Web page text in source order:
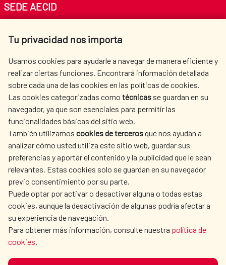
Tu privacidad nos importa
Usamos cookies para ayudarle a navegar de manera eficiente y
realizar ciertas funciones. Encontrará información detallada
sobre cada una de las cookies en las políticas de cookies.
Las cookies categorizadas como técnicas se guardan en su
navegador, ya que son esenciales para permitir las
funcionalidades básicas del sitio web.
También utilizamos cookies de tercerosque nos ayudan a
analizar cómo usted utiliza este sitio web, guardar sus
preferencias y aportar el contenido y la publicidad que le sean
relevantes. Estas cookies solo se guardan en su navegador
previo consentimiento por su parte.
Puede optar por activar o desactivar alguna o todas estas
cookies, aunque la desactivación de algunas podría afectar a
su experiencia de navegación.
Para obtener más información, consulte nuestra política de
cookies.
SEDE AECID
Tel. +34 900 20 30 54​​​​​​​
AECID
OÙ NOUS COOPÉRONS
L'ACTION HUMANITAIRE
ESPAGNOLE
SALLE DE PRESSE
CULTURE ET SCIENCE BIBLIOTHÈQUE
NOS RÉSEAUX SOCIAUX